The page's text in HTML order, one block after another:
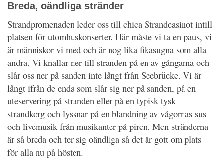
Breda, oändliga stränder
Strandpromenaden leder oss till chica Strandcasinot intill
platsen för utomhuskonserter. Här måste vi ta en paus, vi
är människor vi med och är nog lika fikasugna som alla
andra. Vi knallar ner till stranden på en av gångarna och
slår oss ner på sanden inte långt från Seebrücke. Vi är
långt ifrån de enda som slår sig ner på sanden, på en
uteservering på stranden eller på en typisk tysk
strandkorg och lyssnar på en blandning av vågornas sus
och livemusik från musikanter på piren. Men stränderna
är så breda och ter sig oändliga så det är gott om plats
för alla nu på hösten.